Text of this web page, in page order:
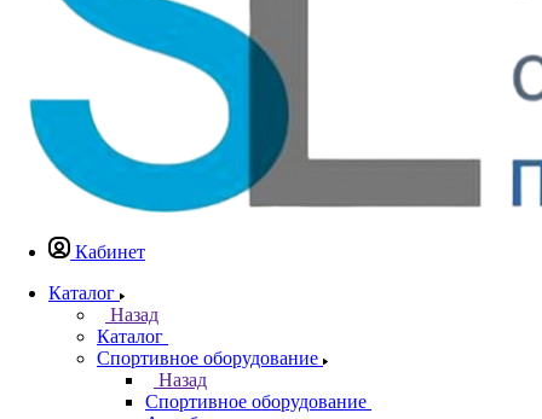
Кабинет
Каталог
Назад
Каталог
Спортивное оборудование
Назад
Спортивное оборудование